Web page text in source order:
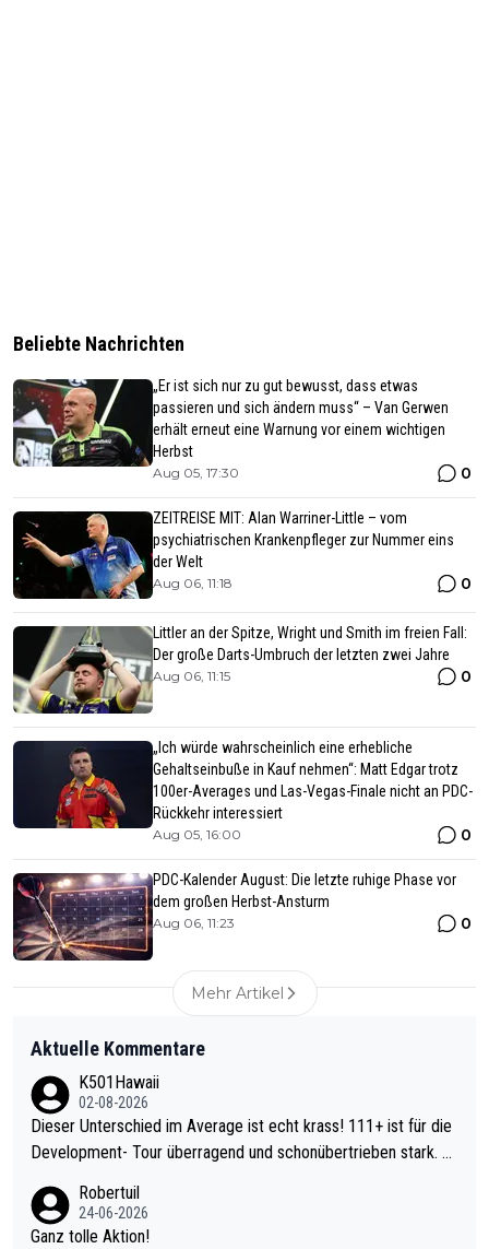
Beliebte Nachrichten
„Er ist sich nur zu gut bewusst, dass etwas
passieren und sich ändern muss“ – Van Gerwen
erhält erneut eine Warnung vor einem wichtigen
Herbst
Aug 05, 17:30 0
ZEITREISE MIT: Alan Warriner-Little – vom
psychiatrischen Krankenpfleger zur Nummer eins
der Welt
Aug 06, 11:18 0
Littler an der Spitze, Wright und Smith im freien Fall:
Der große Darts-Umbruch der letzten zwei Jahre
Aug 06, 11:15 0
„Ich würde wahrscheinlich eine erhebliche
Gehaltseinbuße in Kauf nehmen“: Matt Edgar trotz
100er-Averages und Las-Vegas-Finale nicht an PDC-
Rückkehr interessiert
Aug 05, 16:00 0
PDC-Kalender August: Die letzte ruhige Phase vor
dem großen Herbst-Ansturm
Aug 06, 11:23 0
Mehr Artikel
Aktuelle Kommentare
K501Hawaii
02-08-2026
Dieser Unterschied im Average ist echt krass! 111+ ist für die
Development- Tour überragend und schonübertrieben stark. U
mal 40+ erst recht. Da gewinnst keinen Blumentopf - ist ja noc
h krasser wie ein Pokalspiel eines Kreisligisten vs einem Bund
Robertuil
24-06-2026
Ganz tolle Aktion!